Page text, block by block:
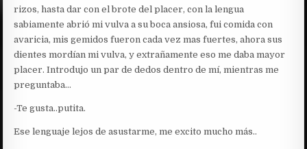
rizos, hasta dar con el brote del placer, con la lengua
sabiamente abrió mi vulva a su boca ansiosa, fui comida con
avaricia, mis gemidos fueron cada vez mas fuertes, ahora sus
dientes mordían mi vulva, y extrañamente eso me daba mayor
placer. Introdujo un par de dedos dentro de mí, mientras me
preguntaba…
-Te gusta..putita.
Ese lenguaje lejos de asustarme, me excito mucho más..